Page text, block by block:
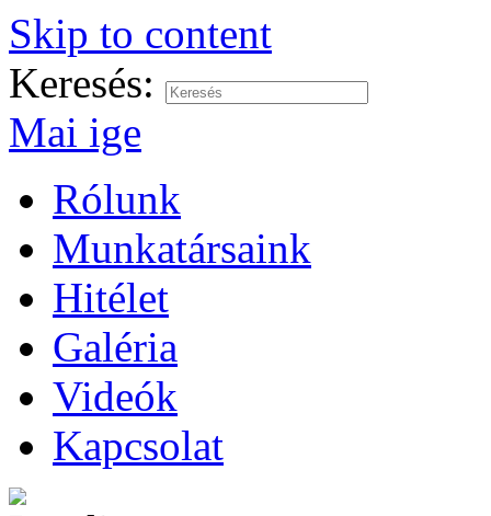
Skip to content
Keresés:
Mai ige
Rólunk
Munkatársaink
Hitélet
Galéria
Videók
Kapcsolat